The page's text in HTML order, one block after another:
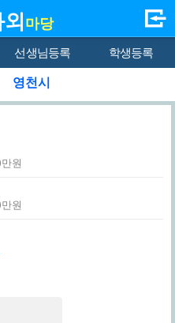
마당
선생님등록 학생등록
영천시
원
원